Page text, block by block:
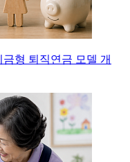
형 퇴직연금 모델 개